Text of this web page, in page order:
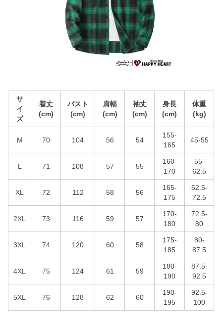
サ
イ
ズ
着丈
(cm)
バスト
(cm)
肩幅
(cm)
袖丈
(cm)
身長
(cm)
体重
(kg)
M 70 104 56 54
155-
165
45-55
L 71 108 57 55
160-
170
55-
62.5
XL 72 112 58 56
165-
175
62.5-
72.5
2XL 73 116 59 57
170-
180
72.5-
80
3XL 74 120 60 58
175-
185
80-
87.5
4XL 75 124 61 59
180-
190
87.5-
92.5
5XL 76 128 62 60
190-
195
92.5-
100